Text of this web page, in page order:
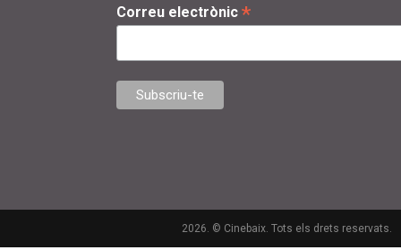
Correu electrònic *
2026. © Cinebaix. Tots els drets reservats.